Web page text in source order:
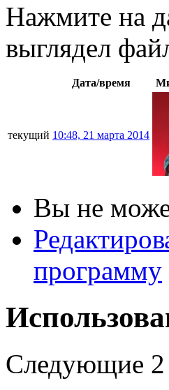
Нажмите на
выглядел
Дата/время
текущий 10:48, 21 марта 2014
Вы не
программу
Следующие 2